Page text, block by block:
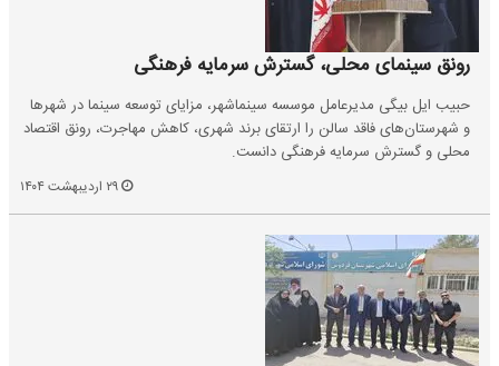
رونق سینمای محلی، گسترش سرمایه فرهنگی
حبیب ایل بیگی مدیرعامل موسسه سینماشهر، مزایای توسعه سینما در شهرها
و شهرستان‌های فاقد سالن را ارتقای برند شهری، کاهش مهاجرت، رونق اقتصاد
محلی و گسترش سرمایه فرهنگی دانست.